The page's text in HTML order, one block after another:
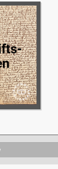
Eriks
Rune Eriks.
Gustaf Rune Eriks.
Det blir bättre i
Novellsamlingar
Enstaka noveller.
Artiklar och
Den blå rosen
Kåserier